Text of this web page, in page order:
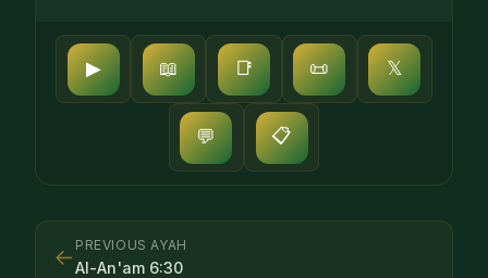
▶ 📖 📑 📜 𝕏
💬 📋
← PREVIOUS AYAH
Al-An'am 6:30